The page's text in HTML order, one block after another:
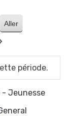
période.
- Jeunesse